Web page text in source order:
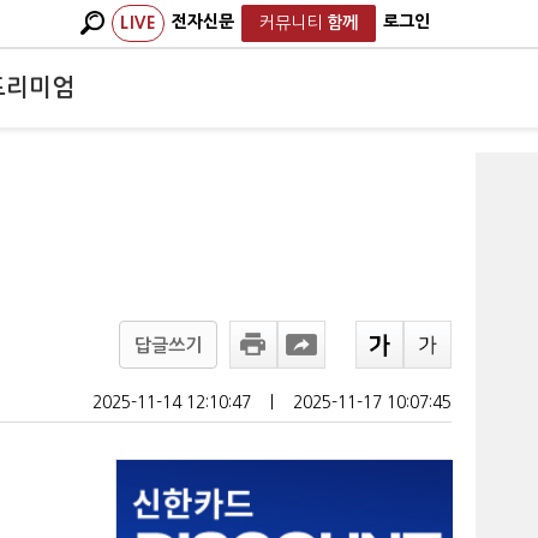
LIVE 전자신문 커뮤니티 함께 로그인
리미엄
답글쓰기
2025-11-14 12:10:47 2025-11-17 10:07:45